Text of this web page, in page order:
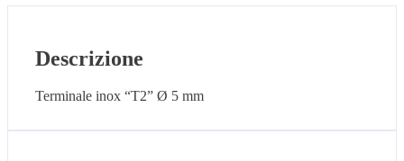
Descrizione
Terminale inox “T2” Ø 5 mm